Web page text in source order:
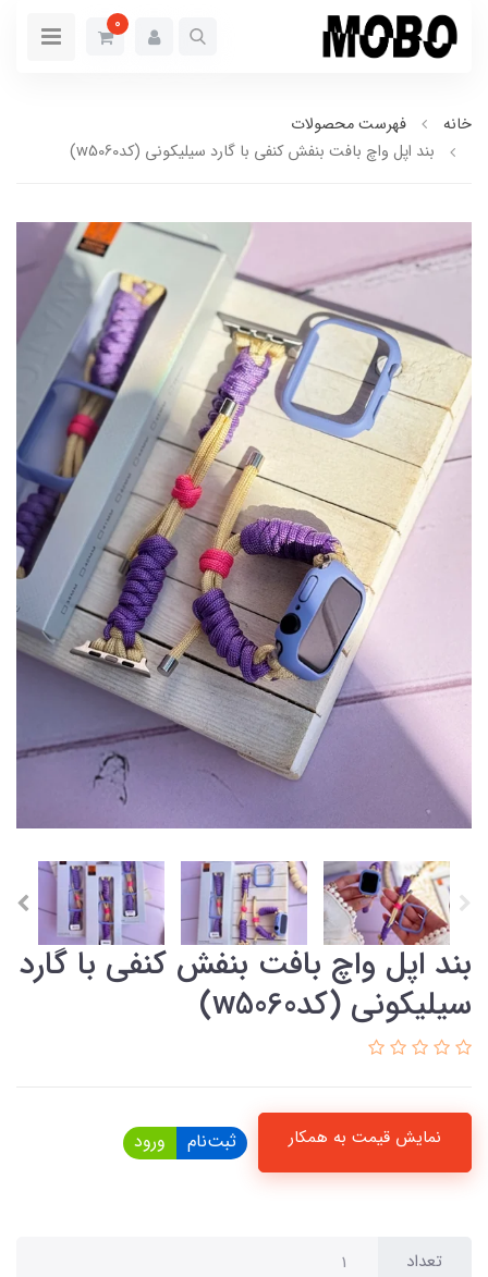
0
خانه
فهرست محصولات
بند اپل واچ بافت بنفش کنفی با گارد سیلیکونی (کدw5060)
بند اپل واچ بافت بنفش کنفی با گارد
سیلیکونی (کدw5060)
نمایش قیمت به همکار ثبت‌نام ورود
تعداد